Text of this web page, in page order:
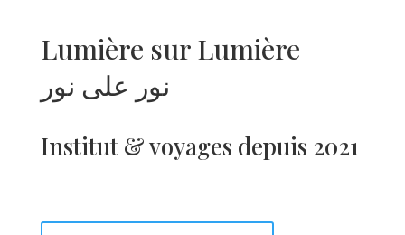
Lumière sur Lumière
نور على نور
Institut & voyages depuis 2021